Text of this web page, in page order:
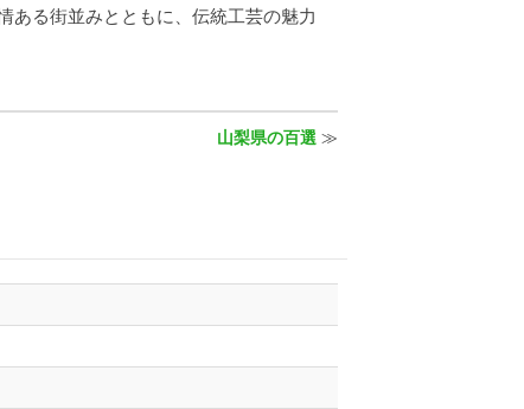
ある街並みとともに、伝統工芸の魅力
山梨県の百選≫